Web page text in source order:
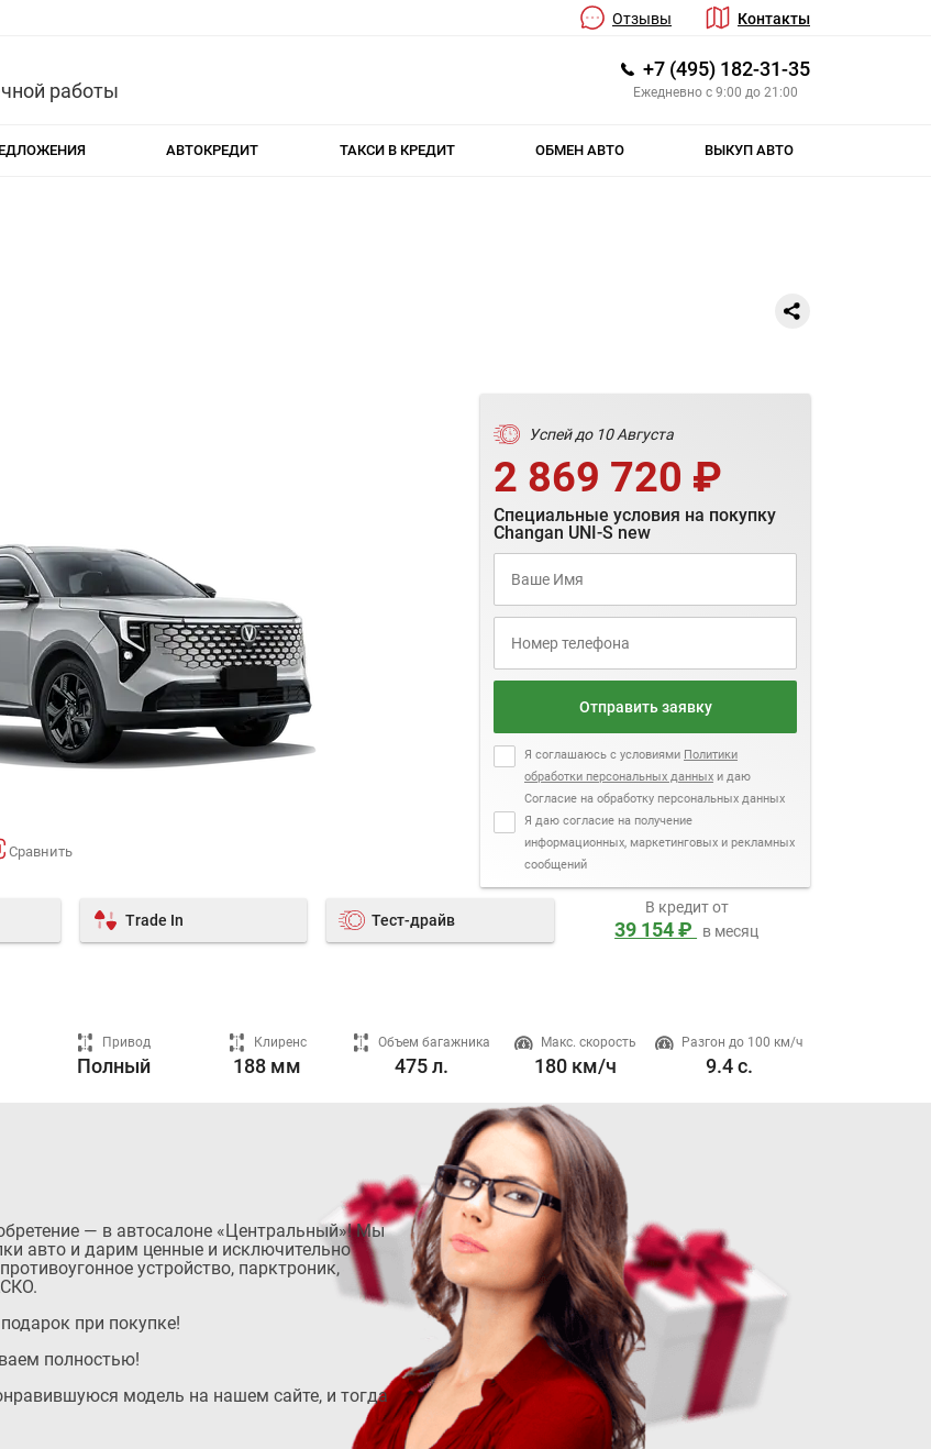
Отзывы Контакты
работы
+7 (495) 182-31-35
Ежедневно с 9:00 до 21:00
АВТОКРЕДИТ ТАКСИ В КРЕДИТ ОБМЕН АВТО ВЫКУП АВТО
Успей до 10 Августа
2 869 720 ₽
Специальные условия на покупку
Changan UNI-S new
Отправить заявку
Я соглашаюсь с условиями Политики
обработки персональных данных и даю
Согласие на обработку персональных данных
Я даю согласие на получение
информационных, маркетинговых и рекламных
сообщений
Trade In Тест-драйв
В кредит от
39 154 ₽ в месяц
Привод
Полный
Клиренс
188 мм
Объем багажника
475 л.
Макс. скорость
180 км/ч
Разгон до 100 км/ч
9.4 с.
— в автосалоне «Центральный»! Мы
авто и дарим ценные и исключительно
устройство, парктроник,
при покупке!
полностью!
модель на нашем сайте, и тогда